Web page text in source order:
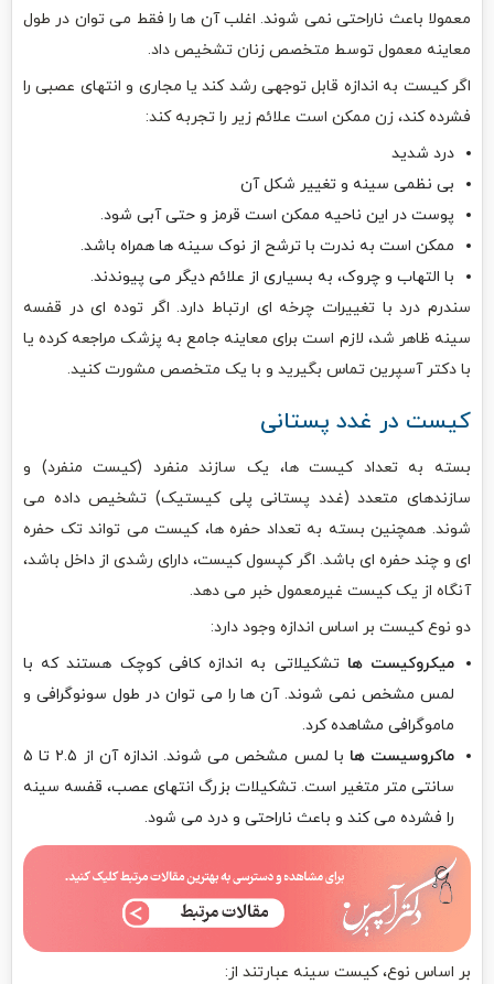
معمولا باعث ناراحتی نمی شوند. اغلب آن ها را فقط می توان در طول
معاینه معمول توسط متخصص زنان تشخیص داد.
اگر کیست به اندازه قابل توجهی رشد کند یا مجاری و انتهای عصبی را
فشرده کند، زن ممکن است علائم زیر را تجربه کند:
درد شدید
بی نظمی سینه و تغییر شکل آن
پوست در این ناحیه ممکن است قرمز و حتی آبی شود.
ممکن است به ندرت با ترشح از نوک سینه ها همراه باشد.
با التهاب و چروک، به بسیاری از علائم دیگر می پیوندند.
سندرم درد با تغییرات چرخه ای ارتباط دارد. اگر توده ای در قفسه
سینه ظاهر شد، لازم است برای معاینه جامع به پزشک مراجعه کرده یا
با دکتر آسپرین تماس بگیرید و با یک متخصص مشورت کنید.
کیست در غدد پستانی
بسته به تعداد کیست ها، یک سازند منفرد (کیست منفرد) و
سازندهای متعدد (غدد پستانی پلی کیستیک) تشخیص داده می
شوند. همچنین بسته به تعداد حفره ها، کیست می تواند تک حفره‌
ای و چند حفره ای باشد. اگر کپسول کیست، دارای رشدی از داخل باشد،
آنگاه از یک کیست غیرمعمول خبر می دهد.
دو نوع کیست بر اساس اندازه وجود دارد:
میکروکیست ها تشکیلاتی به اندازه کافی کوچک هستند که با
لمس مشخص نمی شوند. آن ها را می توان در طول سونوگرافی و
ماموگرافی مشاهده کرد.
ماکروسیست ها
با لمس مشخص می شوند. اندازه آن از ۲.۵ تا ۵
سانتی متر متغیر است. تشکیلات بزرگ انتهای عصب، قفسه سینه
را فشرده می کند و باعث ناراحتی و درد می شود.
بر اساس نوع، کیست سینه عبارتند از: